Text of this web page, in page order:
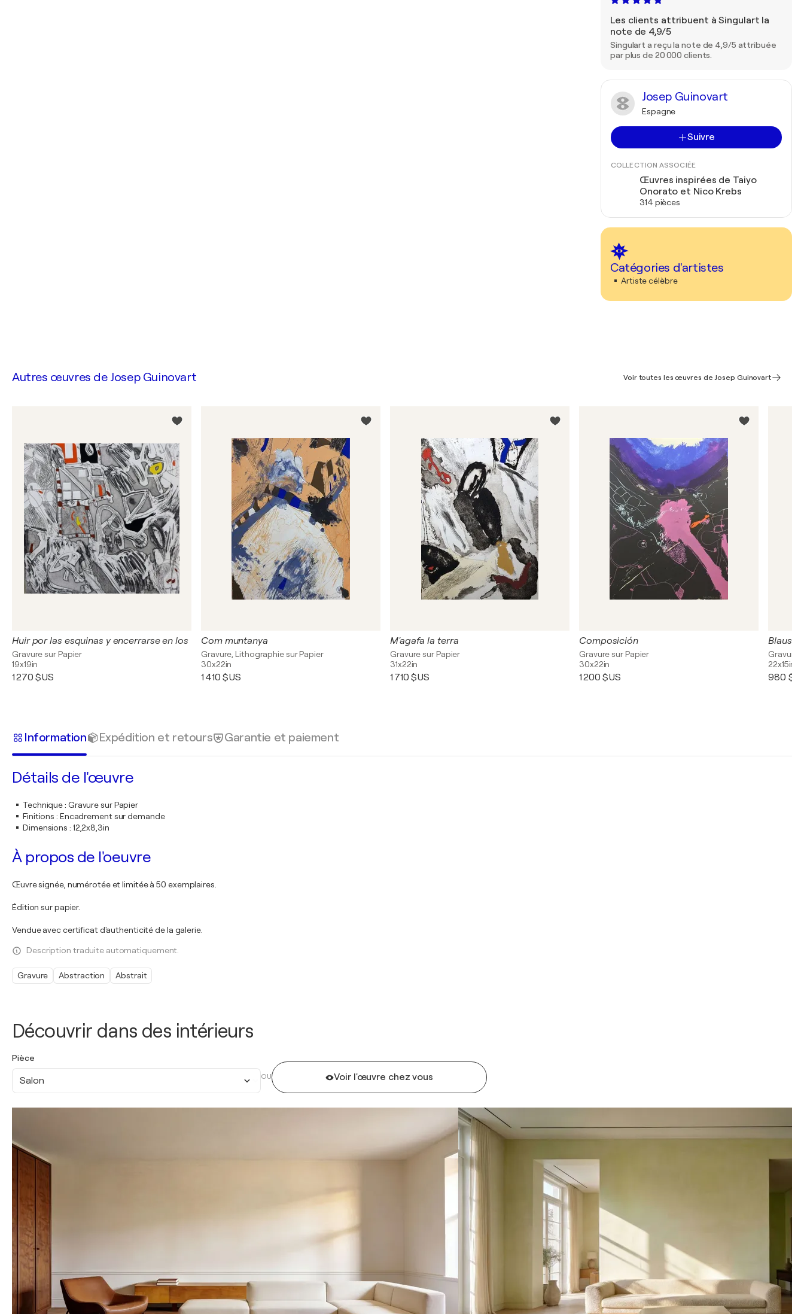
Les clients attribuent à Singulart la
note de 4,9/5
Singulart a reçu la note de 4,9/5 attribuée
par plus de 20 000 clients.
Josep Guinovart
Espagne
Suivre
COLLECTION ASSOCIÉE
Œuvres inspirées de Taiyo
Onorato et Nico Krebs
314 pièces
Catégories d'artistes
Artiste célèbre
Découvrir dans des intérieurs
Pièce
Salon OU Voir l'œuvre chez vous
Autres œuvres de Josep Guinovart Voir toutes les œuvres de Josep Guinovart
Huir por las esquinas y encerrarse en los
Gravure sur Papier
19x19in
1 270 $US
Com muntanya
Gravure, Lithographie sur Papier
30x22in
1 410 $US
M'agafa la terra
Gravure sur Papier
31x22in
1 710 $US
Composición
Gravure sur Papier
30x22in
1 200 $US
Blaus
Gravure,
22x15in
980
Information Expédition et retours Garantie et paiement
Détails de l'œuvre
Technique: Gravure sur Papier
Finitions : Encadrement sur demande
Dimensions : 12,2x8,3in
À propos de l'oeuvre
Œuvre signée, numérotée et limitée à 50 exemplaires.
Édition sur papier.
Vendue avec certificat d'authenticité de la galerie.
Description traduite automatiquement.
Gravure Abstraction Abstrait